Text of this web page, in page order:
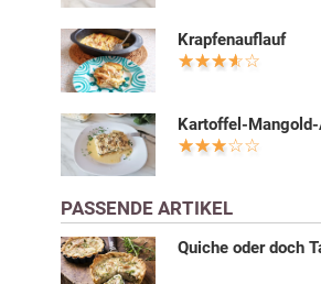
Krapfenauflauf
Kartoffel-
PASSENDE ARTIKEL
Quiche oder doch